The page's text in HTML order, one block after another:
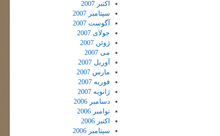
اکتبر 2007
سپتامبر 2007
آگوست 2007
جولای 2007
ژوئن 2007
می 2007
آوریل 2007
مارس 2007
فوریه 2007
ژانویه 2007
دسامبر 2006
نوامبر 2006
اکتبر 2006
سپتامبر 2006